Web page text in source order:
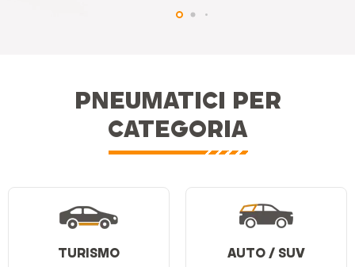
PNEUMATICI PER
CATEGORIA
TURISMO AUTO / SUV